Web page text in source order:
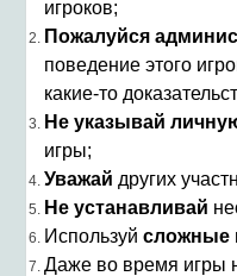
игроков;
Пожалуйся
поведение этого
какие-то
Не указывай
игры;
Уважай других
Не устанавливай
Используй сложные
Даже во время игры